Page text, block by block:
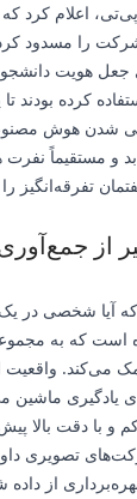
اعلام کرد که
را مسدود
هویت
کرده بودند تا
شدن هوش
مستقیماً نفرت
تفرقه‌انگیز
از
آیا شخصی در
است که به
می‌کند. واقعیت
یادگیری ماشین
و با دقت بالا
تصویری
از